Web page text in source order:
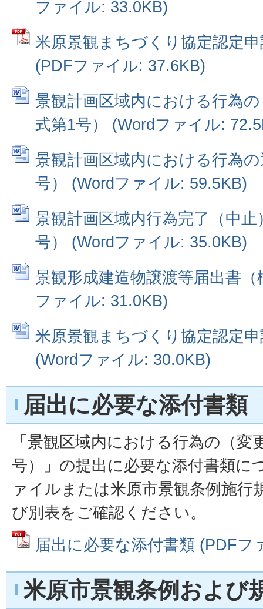
ファイル: 33.0KB)
米原景観まちづくり協定認定
(PDFファイル: 37.6KB)
景観計画区域内における行為
式第1号） (Wordファイル:
景観計画区域内における行為
号） (Wordファイル: 59.5KB)
景観計画区域内行為完了（中
号） (Wordファイル: 35.0KB)
景観形成建造物譲渡等届出書
ファイル: 31.0KB)
米原景観まちづくり協定認定
(Wordファイル: 30.0KB)
届出に必要な添付書類
「景観区域内における行為の（変
号）」の提出に必要な添付書類に
ァイルまたは米原市景観条例施行
び別表をご確認ください。
届出に必要な添付書類 (PDFフ
米原市景観条例および